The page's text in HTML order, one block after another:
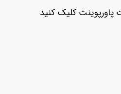
کلیک کنید